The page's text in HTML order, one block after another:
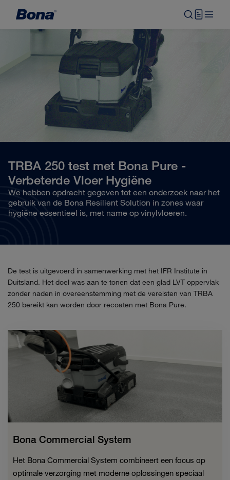
TRBA 250 test met Bona Pure -
Verbeterde Vloer Hygiëne
We hebben opdracht gegeven tot een onderzoek naar het
gebruik van de Bona Resilient Solution in zones waar
hygiëne essentieel is, met name op vinylvloeren.
De test is uitgevoerd in samenwerking met het IFR Institute in
Duitsland. Het doel was aan te tonen dat een glad LVT oppervlak
zonder naden in overeenstemming met de vereisten van TRBA
250 bereikt kan worden door recoaten met Bona Pure.
Bona Commercial System
Het Bona Commercial System combineert een focus op
optimale verzorging met moderne oplossingen speciaal